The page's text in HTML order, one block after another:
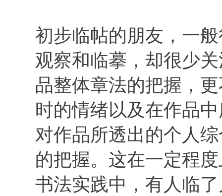
初步临帖的朋友，一
观察和临摹，却很少
品整体章法的把握，
时的情绪以及在作品
对作品所透出的个人
的把握。这在一定程
书法实践中，有人临